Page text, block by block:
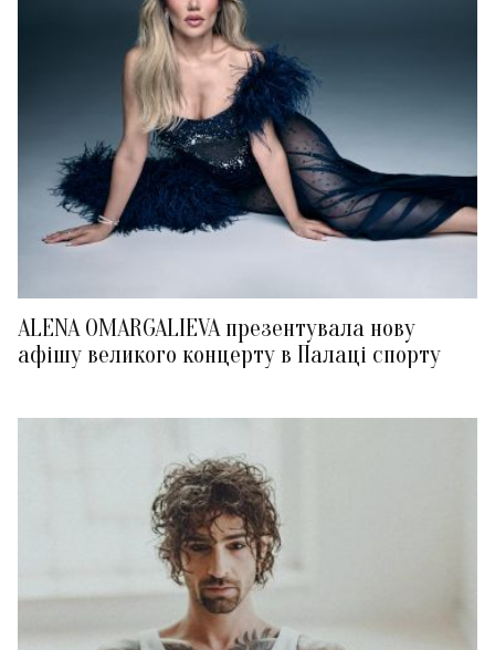
ALENA OMARGALIEVA презентувала нову
афішу великого концерту в Палаці спорту